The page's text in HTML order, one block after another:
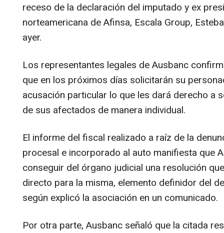
receso de la declaración del imputado y ex
norteamericana de Afinsa, Escala Group,
ayer.
Los representantes legales de Ausbanc
que en los próximos días solicitarán su
acusación particular lo que les dará derecho a
de sus afectados de manera individual.
El informe del fiscal realizado a raíz de la
procesal e incorporado al auto manifiesta que
conseguir del órgano judicial una resolución
directo para la misma, elemento definidor del
según explicó la asociación en un comunicado.
Por otra parte, Ausbanc señaló que la citada